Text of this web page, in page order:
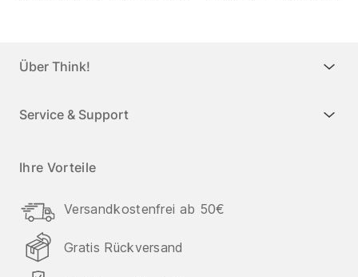
Über Think!
Service & Support
Ihre Vorteile
Versandkostenfrei ab 50€
Gratis Rückversand